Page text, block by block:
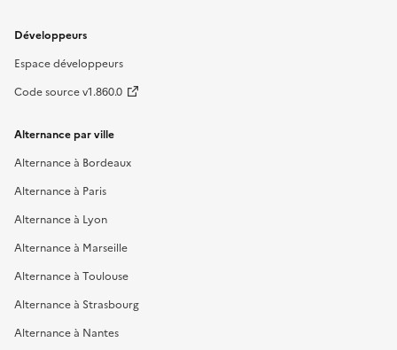
Développeurs
Espace développeurs
Code source v1.860.0
Alternance par ville
Alternance à Bordeaux
Alternance à Paris
Alternance à Lyon
Alternance à Marseille
Alternance à Toulouse
Alternance à Strasbourg
Alternance à Nantes